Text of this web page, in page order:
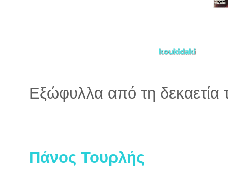
Εξώφυλλα από τη δεκαετία
Πάνος Τουρλής